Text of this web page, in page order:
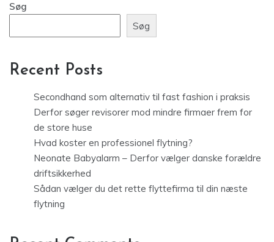
Søg
Søg
Recent Posts
Secondhand som alternativ til fast fashion i praksis
Derfor søger revisorer mod mindre firmaer frem for
de store huse
Hvad koster en professionel flytning?
Neonate Babyalarm – Derfor vælger danske forældre
driftsikkerhed
Sådan vælger du det rette flyttefirma til din næste
flytning